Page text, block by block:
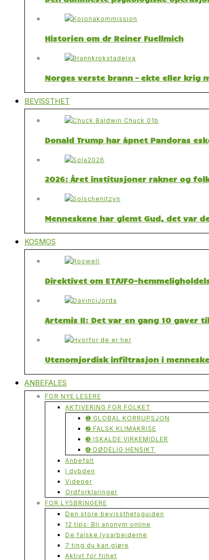
Historien om dr Reiner Fuellmich
Norges verste brann – ekte eller krig
BEVISSTHET
Donald Trump har åpnet Pandoras
2026: Året institusjoner rakner og
Menneskene har glemt Gud, det var
KOSMOS
Direktivet om ET/UFO-
Artemis II: Det var en gang 10 gaver
Utenomjordisk infiltrasjon i
ANBEFALES
FOR NYE LESERE
AKTIVERING FOR FOLKET
➊ GLOBAL KORRUPSJON
➋ FALSK KLIMAKRISE
➌ ISKALDE VIRKEMIDLER
➍ DØDELIG HENSIKT
Anbefalt
I dybden
Videoer
Ordforklaringer
FOR LYSBRINGERE
Den store bevissthetsguiden
12 tips: Bli anonym online
De falske lysarbeiderne
7 ting du kan gjøre
Aktivt for frihet